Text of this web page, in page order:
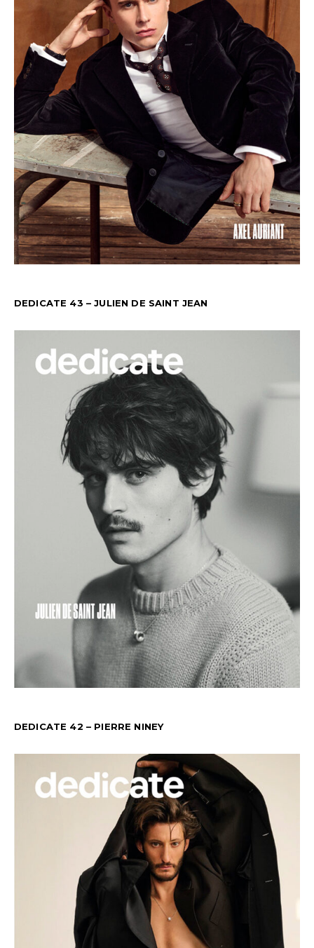
DEDICATE 43 – JULIEN DE SAINT JEAN
DEDICATE 42 – PIERRE NINEY